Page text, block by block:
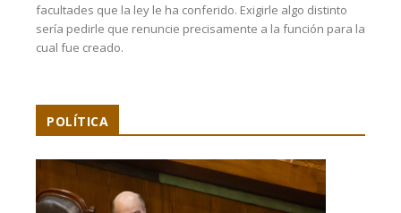
facultades que la ley le ha conferido. Exigirle algo distinto
sería pedirle que renuncie precisamente a la función para la
cual fue creado.
POLÍTICA